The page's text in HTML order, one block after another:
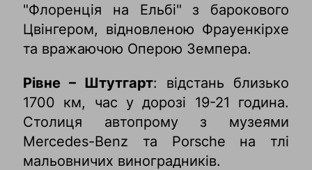
"Флоренція на Ельбі" з барокового
Цвінгером, відновленою Фрауенкірхе
та вражаючою Оперою Земпера.
Рівне – Штутгарт: відстань близько
1700 км, час у дорозі 19-21 година.
Столиця автопрому з музеями
Mercedes-Benz та Porsche на тлі
мальовничих виноградників.